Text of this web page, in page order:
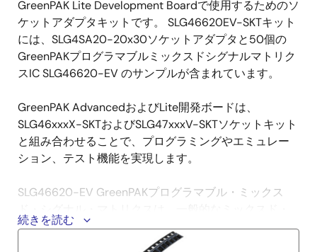
明
GreenPAK Lite Development Boardで使用するためのソ
ケットアダプタキットです。 SLG46620EV-SKTキット
には、SLG4SA20-20x30ソケットアダプタと50個の
GreenPAKプログラマブルミックスドシグナルマトリク
スIC SLG46620-EV のサンプルが含まれています。
GreenPAK AdvancedおよびLite開発ボードは、
SLG46xxxX-SKTおよびSLG47xxxV-SKTソケットキット
と組み合わせることで、プログラミングやエミュレー
ション、テスト機能を実現します。
SLG46620-EV GreenPAKプログラマブル・ミックス
シグナル機能用の小型で低消費電力のコンポーネント
を内蔵しています。 ユーザーは、SLG46620-EV のワ
続きを読む